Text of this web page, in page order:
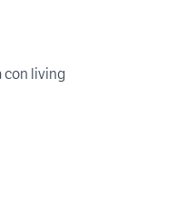
con living